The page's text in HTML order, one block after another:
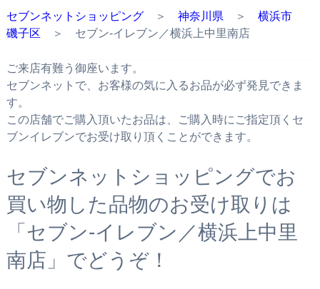
セブンネットショッピング＞ 神奈川県 ＞ 横浜市
磯子区 ＞ セブン‐イレブン／横浜上中里南店
ご来店有難う御座います。
セブンネットで、お客様の気に入るお品が必ず発見できま
す。
この店舗でご購入頂いたお品は、ご購入時にご指定頂くセ
ブンイレブンでお受け取り頂くことができます。
セブンネットショッピングでお
買い物した品物のお受け取りは
「セブン‐イレブン／横浜上中里
南店」でどうぞ！